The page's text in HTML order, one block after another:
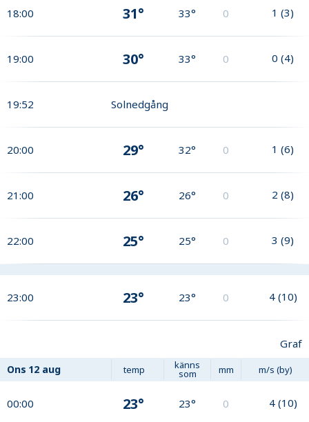
18:00 31° 33° 0 1 (3)
19:00 30° 33° 0 0 (4)
19:52 Solnedgång
20:00 29° 32° 0 1 (6)
21:00 26° 26° 0 2 (8)
22:00 25° 25° 0 3 (9)
23:00 23° 23° 0 4 (10)
Graf
Ons 12 aug temp känns
som mm m/s (by)
00:00 23° 23° 0 4 (10)